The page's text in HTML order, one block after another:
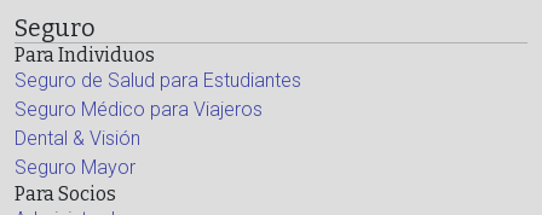
Seguro
Para Individuos
Seguro de Salud para Estudiantes
Seguro Médico para Viajeros
Dental & Visión
Seguro Mayor
Para Socios